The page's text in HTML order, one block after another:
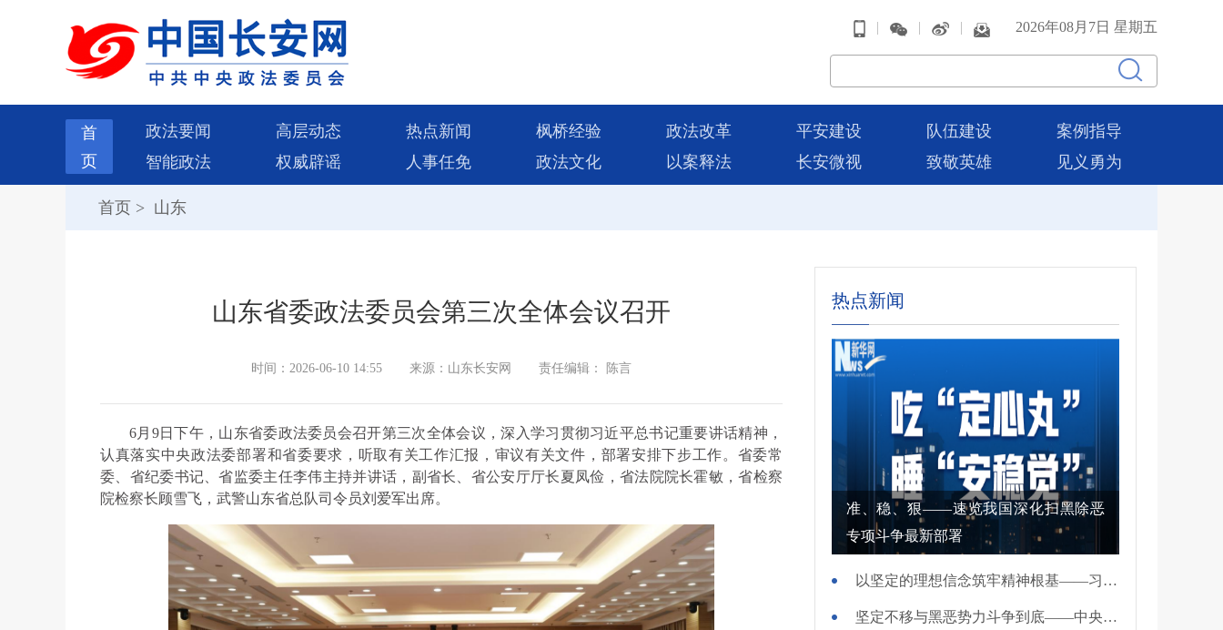
| | | 2026年08月7日 星期五
首
页
政法要闻 高层动态 热点新闻 枫桥经验 政法改革 平安建设 队伍建设
案例指导
智能政法
权威辟谣 人事任免 政法文化 以案释法 长安微视 致敬英雄 见义勇为
首页 > 山东
山东省委政法委员会第三次全体会议召开
时间：2026-06-10 14:55 来源：山东长安网 责任编辑： 陈言
6月9日下午，山东省委政法委员会召开第三次全体会议，深入学习贯彻习近平总书记重要讲话精神，
认真落实中央政法委部署和省委要求，听取有关工作汇报，审议有关文件，部署安排下步工作。省委常
委、省纪委书记、省监委主任李伟主持并讲话，副省长、省公安厅厅长夏凤俭，省法院院长霍敏，省检察
院检察长顾雪飞，武警山东省总队司令员刘爱军出席。
热点新闻
准、稳、狠——速览我国深化扫黑除恶
专项斗争最新部署
以坚定的理想信念筑牢精神根基——习近平党建思想理论品格系列述评之一
坚定不移与黑恶势力斗争到底——中央政法委负责同志就开展深化扫黑除恶专项斗争有关问题答记者问